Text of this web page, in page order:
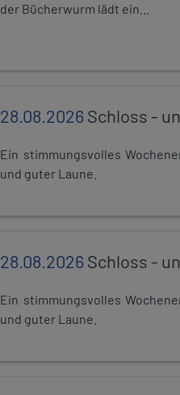
der Bücherwurm lädt ein...
28.08.2026Schloss -
Ein stimmungsvolles
und guter Laune.
28.08.2026Schloss -
Ein stimmungsvolles
und guter Laune.